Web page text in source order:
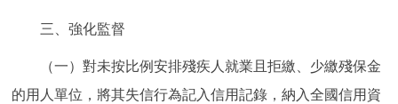
三、強化監督
（一）對未按比例安排殘疾人就業且拒繳、少繳殘保金
的用人單位，將其失信行為記入信用記錄，納入全國信用資